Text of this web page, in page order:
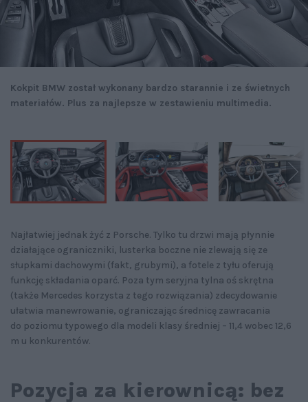
Kokpit BMW został wykonany bardzo starannie i ze świetnych
materiałów. Plus za najlepsze w zestawieniu multimedia.
Najłatwiej jednak żyć z Porsche. Tylko tu drzwi mają płynnie
działające ograniczniki, lusterka boczne nie zlewają się ze
słupkami dachowymi (fakt, grubymi), a fotele z tyłu oferują
funkcję składania oparć. Poza tym seryjna tylna oś skrętna
(także Mercedes korzysta z tego rozwiązania) zdecydowanie
ułatwia manewrowanie, ograniczając średnicę zawracania
do poziomu typowego dla modeli klasy średniej – 11,4 wobec 12,6
m u konkurentów.
Pozycja za kierownicą: bez